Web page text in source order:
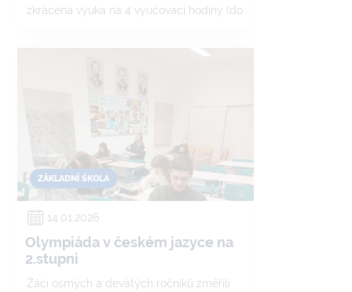
zkrácena výuka na 4 vyučovací hodiny (do
ZÁKLADNÍ ŠKOLA
14.01.2026
Olympiáda v českém jazyce na
2.stupni
Žáci osmých a devátých ročníků změřili